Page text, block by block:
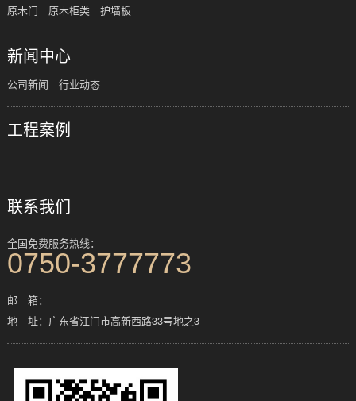
原木门 原木柜类 护墙板
新闻中心
公司新闻 行业动态
工程案例
联系我们
全国免费服务热线：
0750-3777773
邮 箱：
地 址：广东省江门市高新西路33号地之3